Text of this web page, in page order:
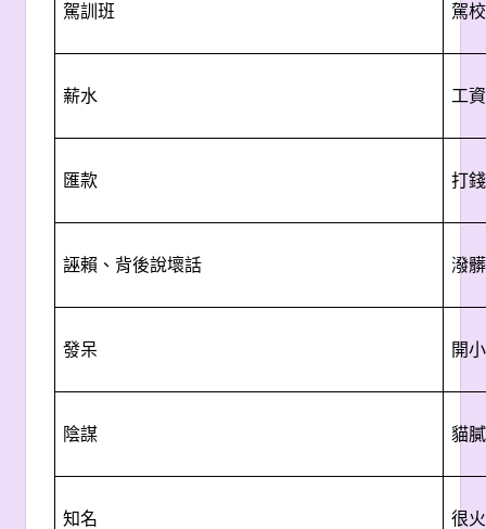
駕訓班 駕校
薪水 工資
匯款 打錢
誣賴、背後說壞話 潑
發呆 開
陰謀 貓膩
知名 很火